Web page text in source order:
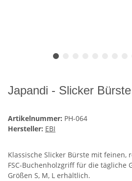
Japandi - Slicker Bürste
Artikelnummer: PH-064
Hersteller: EBI
Klassische Slicker Bürste mit feinen,
FSC-Buchenholzgriff für die tägliche
Größen S, M, L erhältlich.